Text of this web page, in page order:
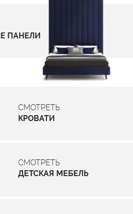
ПАНЕЛИ
СМОТРЕТЬ
КРОВАТИ
СМОТРЕТЬ
ДЕТСКАЯ МЕБЕЛЬ